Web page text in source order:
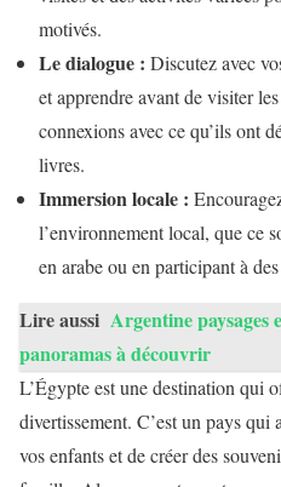
motivés.
Le dialogue : Discutez avec
et apprendre avant de visiter
connexions avec ce qu’ils ont
livres.
Immersion locale :
l’environnement local, que ce
en arabe ou en participant à
Lire aussi Argentine paysages
panoramas à découvrir
L’Égypte est une destination qui
divertissement. C’est un pays
vos enfants et de créer des